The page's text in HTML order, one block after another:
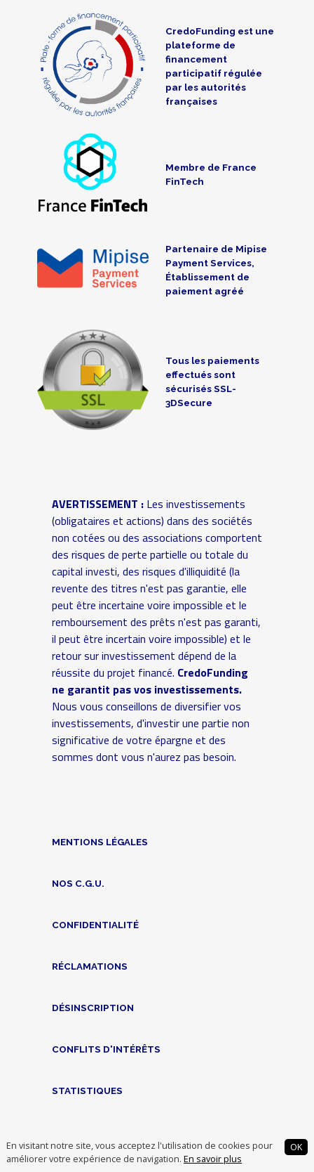
En visitant notre site, vous acceptez l'utilisation de cookies pour
améliorer votre expérience de navigation. En savoir plus
OK
CredoFunding est une
plateforme de
financement
participatif régulée
par les autorités
françaises
Membre de France
FinTech
Partenaire de Mipise
Payment Services,
Établissement de
paiement agréé
Tous les paiements
effectués sont
sécurisés SSL-
3DSecure
AVERTISSEMENT :Les investissements
(obligataires et actions) dans des sociétés
non cotées ou des associations comportent
des risques de perte partielle ou totale du
capital investi, des risques d'illiquidité (la
revente des titres n'est pas garantie, elle
peut être incertaine voire impossible et le
remboursement des prêts n'est pas garanti,
il peut être incertain voire impossible) et le
retour sur investissement dépend de la
réussite du projet financé. CredoFunding
ne garantit pas vos investissements.
Nous vous conseillons de diversifier vos
investissements, d'investir une partie non
significative de votre épargne et des
sommes dont vous n'aurez pas besoin.
MENTIONS LÉGALES
NOS C.G.U.
CONFIDENTIALITÉ
RÉCLAMATIONS
DÉSINSCRIPTION
CONFLITS D'INTÉRÊTS
STATISTIQUES